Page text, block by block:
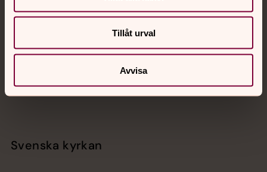
Tillåt urval
Avvisa
Akut samtals- och krisstöd. Prata eller chatta anonymt
Chatt
Telefon 112
Svenska kyrkan